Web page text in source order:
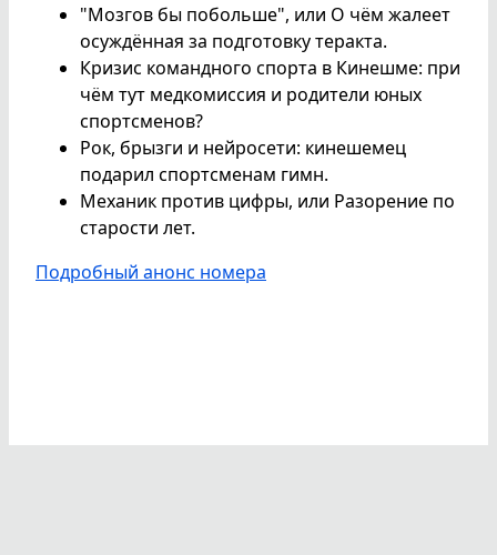
"Мозгов бы побольше", или О чём жалеет
осуждённая за подготовку теракта.
Кризис командного спорта в Кинешме: при
чём тут медкомиссия и родители юных
спортсменов?
Рок, брызги и нейросети: кинешемец
подарил спортсменам гимн.
Механик против цифры, или Разорение по
старости лет.
Подробный анонс номера